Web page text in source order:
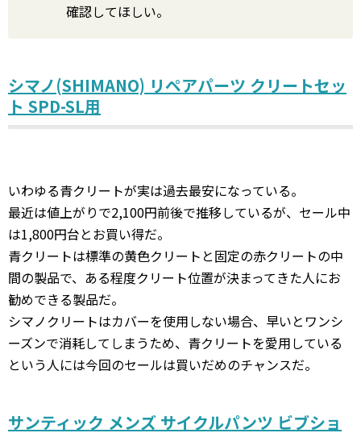
確認してほしい。
シマノ(SHIMANO) リペアパーツ クリートセッ
ト SPD-SL用
いわゆる青クリートが実は過去最安になっている。
最近は値上がりで2,100円前後で推移しているが、セール中
は1,800円台とお買い得だ。
青クリートは標準の黄色クリートと固定の赤クリートの中
間の製品で、ある程度クリート位置が決まってきた人にお
勧めできる製品だ。
シマノクリートはカバーを使用しない場合、早いとワンシ
ーズンで消耗してしまうため、青クリートを愛用している
という人には今回のセールは買いだめのチャンスだ。
サンティック メンズ サイクルパンツ ビブショ